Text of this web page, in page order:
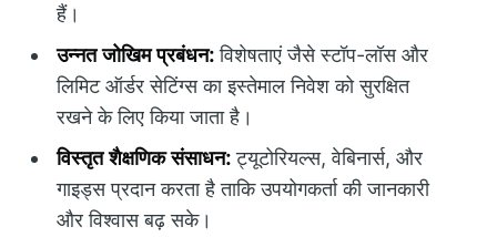
हैं।
उन्नत जोखिम प्रबंधन:विशेषताएं जैसे स्टॉप-लॉस और
लिमिट ऑर्डर सेटिंग्स का इस्तेमाल निवेश को सुरक्षित
रखने के लिए किया जाता है।
विस्तृत शैक्षणिक संसाधन:ट्यूटोरियल्स, वेबिनार्स, और
गाइड्स प्रदान करता है ताकि उपयोगकर्ता की जानकारी
और विश्वास बढ़ सके।